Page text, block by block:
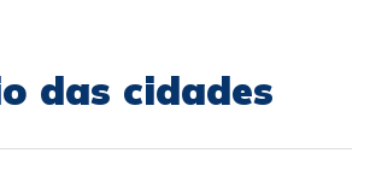
das cidades